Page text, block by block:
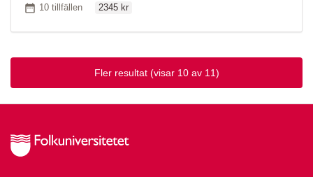
Antal tillfällen
10 tillfällen 2345 kr
Fler resultat (visar 10 av 11)